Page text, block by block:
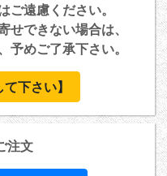
ご遠慮ください。
せできない場合は、
めご了承下さい。
下さい】
注文